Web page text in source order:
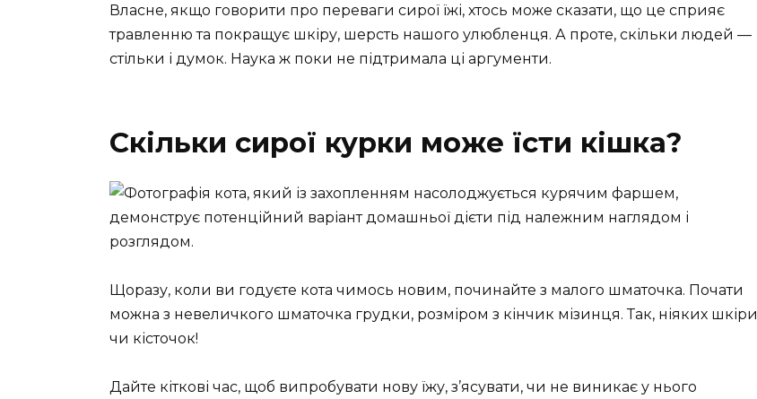
Власне, якщо говорити про переваги сирої їжі, хтось може сказати, що це сприяє
травленню та покращує шкіру, шерсть нашого улюбленця. А проте, скільки людей —
стільки і думок. Наука ж поки не підтримала ці аргументи.
Скільки сирої курки може їсти кішка?
Щоразу, коли ви годуєте кота чимось новим, починайте з малого шматочка. Почати
можна з невеличкого шматочка грудки, розміром з кінчик мізинця. Так, ніяких шкіри
чи кісточок!
Дайте кіткові час, щоб випробувати нову їжу, з’ясувати, чи не виникає у нього